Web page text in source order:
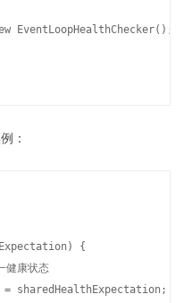
EventLoopHealthChecker();
：
{
健康状态
sharedHealthExpectation;